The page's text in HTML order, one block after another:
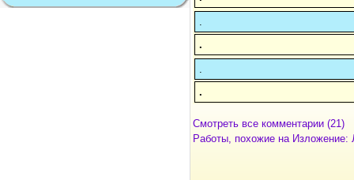
.
.
Смотреть все комментарии (21)
Работы, похожие на Изложение: